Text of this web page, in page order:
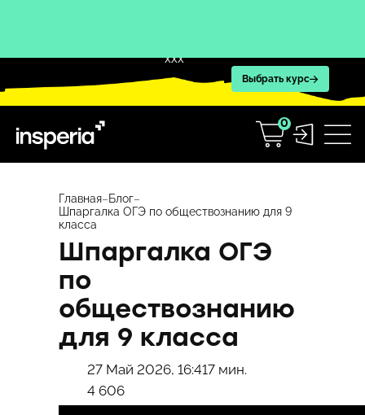
содержимому
XXX
Выбрать курс
0
Главная–Блог–
Шпаргалка ОГЭ по обществознанию для 9
класса
Шпаргалка ОГЭ
по
обществознанию
для 9 класса
27 Май 2026, 16:417 мин.
4 606